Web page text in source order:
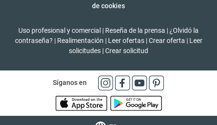
de cookies
Uso profesional y comercial | Reseña de la prensa | ¿Olvidó la
contraseña? | Realimentación | Leer ofertas | Crear oferta | Leer
solicitudes |Crear solicitud
Síganos en